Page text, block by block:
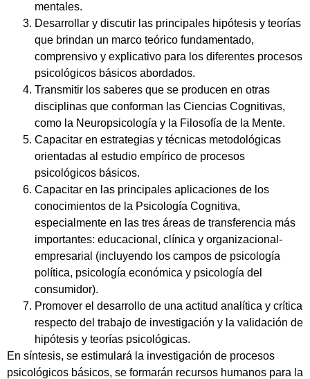
mentales.
Desarrollar y discutir las principales hipótesis y teorías
que brindan un marco teórico fundamentado,
comprensivo y explicativo para los diferentes procesos
psicológicos básicos abordados.
Transmitir los saberes que se producen en otras
disciplinas que conforman las Ciencias Cognitivas,
como la Neuropsicología y la Filosofía de la Mente.
Capacitar en estrategias y técnicas metodológicas
orientadas al estudio empírico de procesos
psicológicos básicos.
Capacitar en las principales aplicaciones de los
conocimientos de la Psicología Cognitiva,
especialmente en las tres áreas de transferencia más
importantes: educacional, clínica y organizacional-
empresarial (incluyendo los campos de psicología
política, psicología económica y psicología del
consumidor).
Promover el desarrollo de una actitud analítica y crítica
respecto del trabajo de investigación y la validación de
hipótesis y teorías psicológicas.
En síntesis, se estimulará la investigación de procesos
psicológicos básicos, se formarán recursos humanos para la